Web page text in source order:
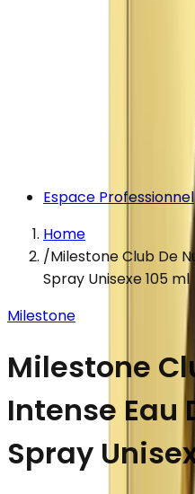
Espace Professionnel
Home
/Milestone Club De
Spray Unisexe 105 ml
Milestone
Milestone
Intense Eau
Spray